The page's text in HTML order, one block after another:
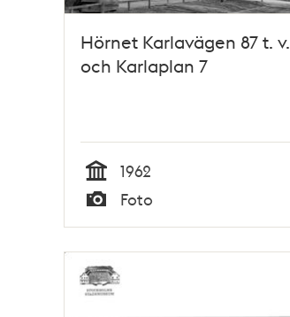
Hörnet Karlavägen 87 t. v.
och Karlaplan 7
Tid
1962
Typ
Foto